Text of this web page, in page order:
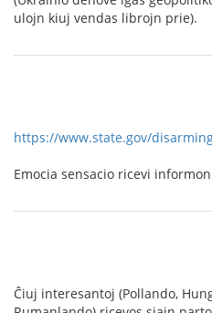
ulojn kiuj vendas librojn prie).
https://www.state.gov/
Emocia sensacio ricevi
Ĉiuj interesantoj (Pollando,